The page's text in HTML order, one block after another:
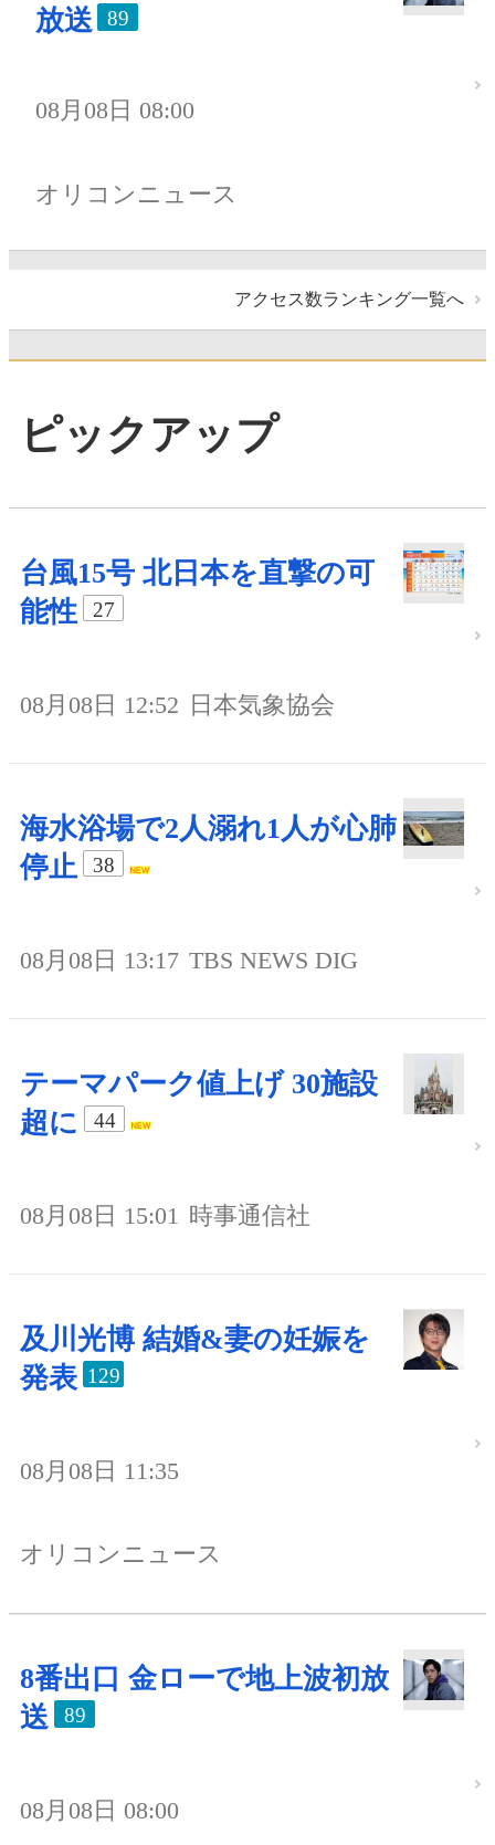
放送
89
08月08日 08:00
オリコンニュース
アクセス数ランキング一覧へ
ピックアップ
台風15号 北日本を直撃の可
能性
27
08月08日 12:52 日本気象協会
海水浴場で2人溺れ1人が心肺
停止
38
08月08日 13:17 TBS NEWS DIG
テーマパーク値上げ 30施設
超に
44
08月08日 15:01 時事通信社
及川光博 結婚&妻の妊娠を
発表 129
08月08日 11:35
オリコンニュース
8番出口 金ローで地上波初放
送
89
08月08日 08:00